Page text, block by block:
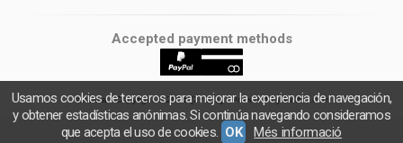
Accepted payment methods
latiatela- Copyright © 2026 [27021] - Powered by Palbin.com
Usamos cookies de terceros para mejorar la experiencia de navegación,
y obtener estadísticas anónimas. Si continúa navegando consideramos
que acepta el uso de cookies. OK Més informació